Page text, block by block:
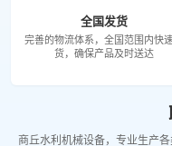
全国发货
完善的物流体系，全国范围内快
货，确保产品及时送达
商丘水利机械设备，专业生产